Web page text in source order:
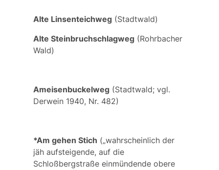
Alte Linsenteichweg(Stadtwald)
Alte Steinbruchschlagweg(Rohrbacher
Wald)
Ameisenbuckelweg(Stadtwald; vgl.
Derwein 1940, Nr. 482)
*Am gehen Stich („wahrscheinlich der
jäh aufsteigende, auf die
Schloßbergstraße einmündende obere